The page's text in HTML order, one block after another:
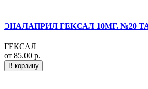
ЭНАЛАПРИЛ ГЕКСАЛ 10МГ. №20
ГЕКСАЛ
от 85.00 р.
В корзину